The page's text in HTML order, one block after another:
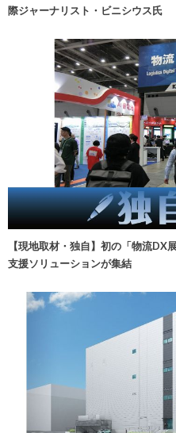
際ジャーナリスト・ビニシウス氏
【現地取材・独自】初の「物流DX
支援ソリューションが集結